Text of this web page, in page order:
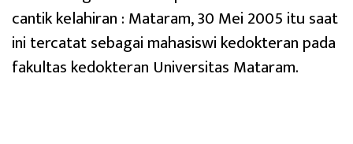
cantik kelahiran : Mataram, 30 Mei 2005 itu saat
ini tercatat sebagai mahasiswi kedokteran pada
fakultas kedokteran Universitas Mataram.